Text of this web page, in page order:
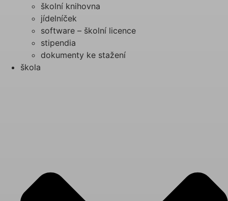
školní knihovna
jídelníček
software – školní licence
stipendia
dokumenty ke stažení
škola